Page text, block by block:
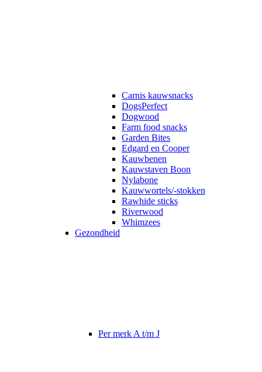
Carnis kauwsnacks
DogsPerfect
Dogwood
Farm food snacks
Garden Bites
Edgard en Cooper
Kauwbenen
Kauwstaven Boon
Nylabone
Kauwwortels/-stokken
Rawhide sticks
Riverwood
Whimzees
Gezondheid
Per merk A t/m J